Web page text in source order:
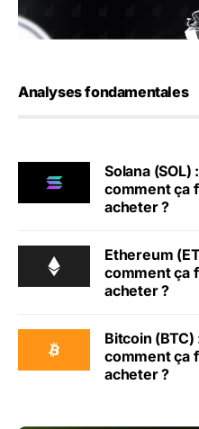
Analyses fondamentales
Solana (SOL)
comment ça
acheter ?
Ethereum
comment ça
acheter ?
Bitcoin (BTC)
comment ça
acheter ?